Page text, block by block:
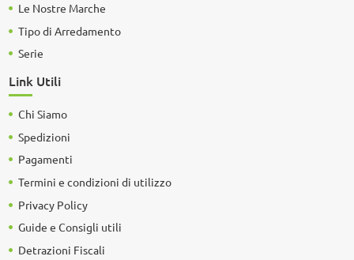
Le Nostre Marche
Tipo di Arredamento
Serie
Link Utili
Chi Siamo
Spedizioni
Pagamenti
Termini e condizioni di utilizzo
Privacy Policy
Guide e Consigli utili
Detrazioni Fiscali